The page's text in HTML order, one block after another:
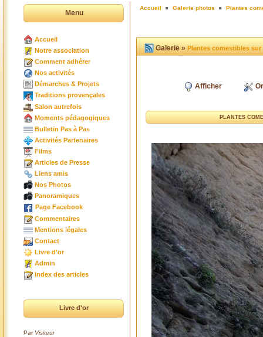
Menu
Accueil
Notre association
Comment adhérer
Nos activités
Démarches & Projets
Traditions provençales
Salon autrefois
Moments pédagogiques
Bulletin Pas à Pas
Activités Partenaires
Films
Articles de Presse
Liens amis
Nos Photos
Panoramiques
Page Facebook
Commentaires
Mentions légales
Contact
Livre d'or
Admin
Index des articles
Livre d'or
Par Visiteur
Accueil Galerie photos Plantes
Galerie »Plantes comestibles
Afficher
PLANTES